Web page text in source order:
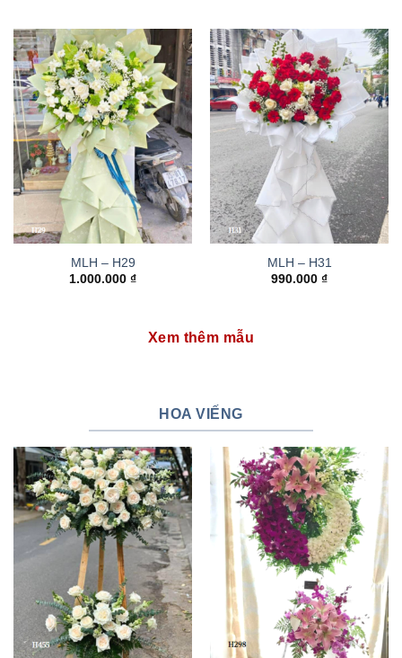
MLH – H29
1.000.000 ₫
MLH – H31
990.000 ₫
Xem thêm mẫu
HOA VIẾNG